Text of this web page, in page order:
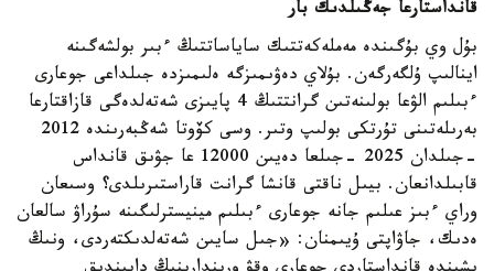
قانداستارعا جەڭىلدىك بار
بۇل وي بۇگىندە مەملەكەتتىك ساياساتتىڭ ءبىر بولشەگىنە
اينالىپ ۇلگەرگەن. بۇلاي دەۋىمىزگە ەلىمىزدە جىلداعى جوعارى
ءبىلىم الۋعا بولىنەتىن گرانتتىڭ 4 پايىزى شەتەلدەگى قازاقتارعا
بەرىلەتىنى تۇرتكى بولىپ وتىر. وسى كۆوتا شەڭبەرىندە 2012
-جىلدان 2025 -جىلعا دەيىن 12000 عا جۋىق قانداس
قابىلدانعان. بيىل ناقتى قانشا گرانت قاراستىرىلدى؟ وسىعان
وراي ءبىز عىلىم جانە جوعارى ءبىلىم مينيسترلىگىنە سۇراۋ سالعان
ەدىك، جاۋاپتى ۇيىمنان: «جىل سايىن شەتەلدىكتەردى، ونىڭ